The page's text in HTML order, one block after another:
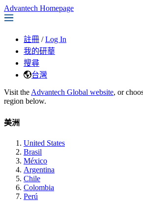
Advantech Homepage
註冊 / Log In
我的研華
搜尋
台灣
Visit the Advantech Global website, or
region below.
美洲
United States
Brasil
México
Argentina
Chile
Colombia
Perú